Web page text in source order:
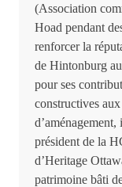
(Association
Hoad pendant
renforcer la
de Hintonburg
pour ses
constructives
président de la
d’Heritage
patrimoine bâti